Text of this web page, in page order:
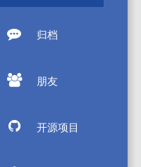
归档
朋友
开源项目